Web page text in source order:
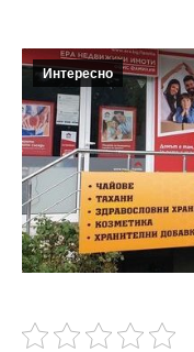
Интересно